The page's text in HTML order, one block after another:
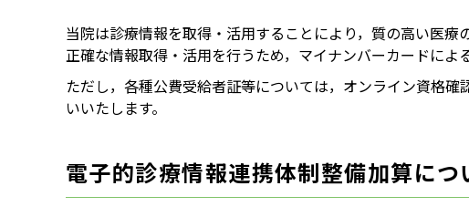
当院は診療情報を取得・活用することにより，質の高い医療
正確な情報取得・活用を行うため，マイナンバーカードによ
ただし，各種公費受給者証等については，オンライン資格
いいたします。
電子的診療情報連携体制整備加算につ